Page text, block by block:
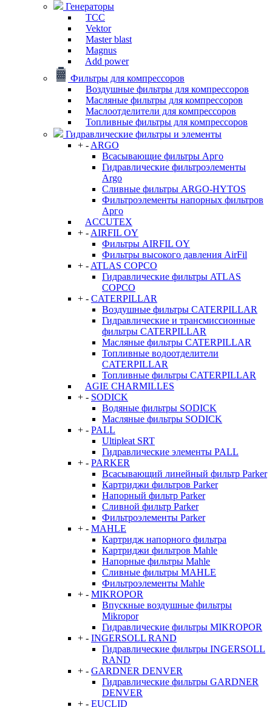
Генераторы
ТСС
Vektor
Master blast
Magnus
Add power
Фильтры для компрессоров
Воздушные фильтры для компрессоров
Масляные фильтры для компрессоров
Маслоотделители для компрессоров
Топливные фильтры для компрессоров
Гидравлические фильтры и элементы
+ - ARGO
Всасывающие фильтры Арго
Гидравлические фильтроэлементы
Argo
Сливные фильтры ARGO-HYTOS
Фильтроэлементы напорных фильтров
Арго
ACCUTEX
+ - AIRFIL OY
Фильтры AIRFIL OY
Фильтры высокого давления AirFil
+ - ATLAS COPCO
Гидравлические фильтры ATLAS
COPCO
+ - CATERPILLAR
Воздушные фильтры CATERPILLAR
Гидравлические и трансмиссионные
фильтры CATERPILLAR
Масляные фильтры CATERPILLAR
Топливные водоотделители
CATERPILLAR
Топливные фильтры CATERPILLAR
AGIE CHARMILLES
+ - SODICK
Водяные фильтры SODICK
Масляные фильтры SODICK
+ - PALL
Ultipleat SRT
Гидравлические элементы PALL
+ - PARKER
Всасывающий линейный фильтр Parker
Картриджи фильтров Parker
Напорный фильтр Parker
Сливной фильтр Parker
Фильтроэлементы Parker
+ - MAHLE
Картридж напорного фильтра
Картриджи фильтров Mahle
Напорные фильтры Mahle
Сливные фильтры MAHLE
Фильтроэлементы Mahle
+ - MIKROPOR
Впускные воздушные фильтры
Mikropor
Гидравлические фильтры MIKROPOR
+ - INGERSOLL RAND
Гидравлические фильтры INGERSOLL
RAND
+ - GARDNER DENVER
Гидравлические фильтры GARDNER
DENVER
+ - EUCLID